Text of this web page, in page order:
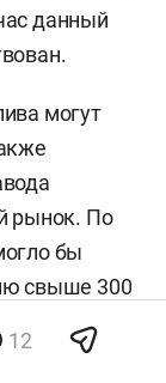
данный
могут
рынок. По
бы
свыше 300
12